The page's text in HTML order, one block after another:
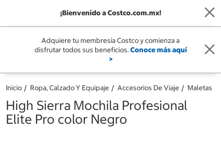
¡Bienvenido a Costco.com.mx!
Adquiere tu membresía Costco y comienza a
disfrutar todos sus beneficios.Conoce más aquí
>
Inicio Ropa, Calzado Y Equipaje Accesorios De Viaje Maletas
High Sierra Mochila Profesional
Elite Pro color Negro